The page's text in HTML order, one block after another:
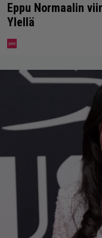
Eppu Normaalin
Ylellä